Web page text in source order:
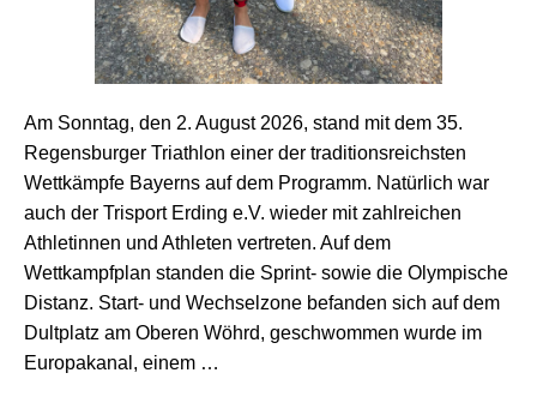
Am Sonntag, den 2. August 2026, stand mit dem 35.
Regensburger Triathlon einer der traditionsreichsten
Wettkämpfe Bayerns auf dem Programm. Natürlich war
auch der Trisport Erding e.V. wieder mit zahlreichen
Athletinnen und Athleten vertreten. Auf dem
Wettkampfplan standen die Sprint- sowie die Olympische
Distanz. Start- und Wechselzone befanden sich auf dem
Dultplatz am Oberen Wöhrd, geschwommen wurde im
Europakanal, einem …